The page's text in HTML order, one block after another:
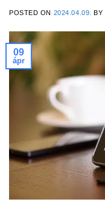
POSTED ON 2024.04.09. BY
09
ápr